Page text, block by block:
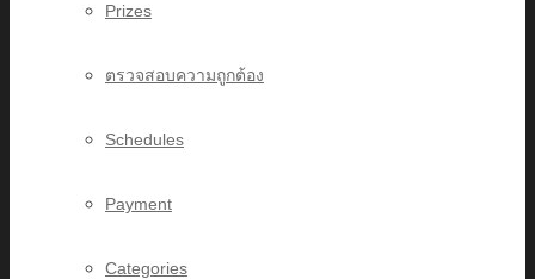
Prizes
ตรวจสอบความถูกต้อง
Schedules
Payment
Categories